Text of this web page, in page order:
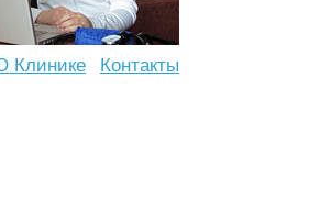
Клинике Контакты